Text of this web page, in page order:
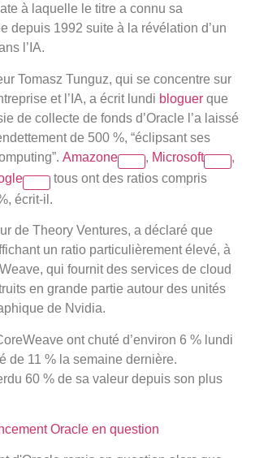
à laquelle le titre a connu sa
depuis 1992 suite à la révélation d’un
l’IA.
Tomasz Tunguz, qui se concentre sur
et l’IA, a écrit lundi bloguer que
de collecte de fonds d’Oracle l’a laissé
de 500 %, “éclipsant ses
Amazone , Microsoft
,
tous ont des ratios compris
écrit-il.
de Theory Ventures, a déclaré que
un ratio particulièrement élevé, à
qui fournit des services de cloud
en grande partie autour des unités
de Nvidia.
ont chuté d’environ 6 % lundi
de 11 % la semaine dernière.
60 % de sa valeur depuis son plus
Oracle en question